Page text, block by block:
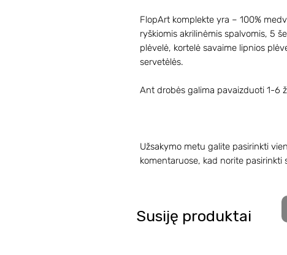
FlopArt komplekte yra – 100%
ryškiomis akrilinėmis spalvomis, 5
plėvelė, kortelė savaime lipnios
servetėlės.
Ant drobės galima pavaizduoti 1-6
Užsakymo metu galite pasirinkti
komentaruose, kad norite pasirinkti
Susiję produktai